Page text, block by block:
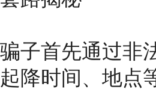
骗子首先通过非
起降时间、地点